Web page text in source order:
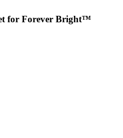
for Forever Bright™